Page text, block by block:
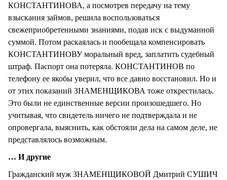
КОНСТАНТИНОВА, а посмотрев передачу на тему
взыскания займов, решила воспользоваться
свежеприобретенными знаниями, подав иск с выдуманной
суммой. Потом раскаялась и пообещала компенсировать
КОНСТАНТИНОВУ моральный вред, заплатить судебный
штраф. Паспорт она потеряла. КОНСТАНТИНОВ по
телефону ее якобы уверил, что все давно восстановил. Но и
от этих показаний ЗНАМЕНЩИКОВА тоже открестилась.
Это были не единственные версии произошедшего. Но
учитывая, что свидетель ничего не подтверждала и не
опровергала, выяснить, как обстояли дела на самом деле, не
представлялось возможным.
… И другие
Гражданский муж ЗНАМЕНЩИКОВОЙ Дмитрий СУШИЧ